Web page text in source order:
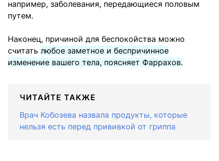
например, заболевания, передающиеся половым
путем.
Наконец, причиной для беспокойства можно
считать любое заметное и беспричинное
изменение вашего тела, поясняет Фаррахов.
ЧИТАЙТЕ ТАКЖЕ
Врач Кобозева назвала продукты, которые
нельзя есть перед прививкой от гриппа